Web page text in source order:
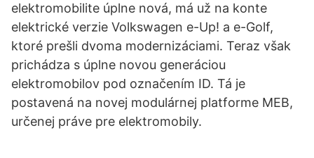
elektromobilite úplne nová, má už na konte
elektrické verzie Volkswagen e-Up! a e-Golf,
ktoré prešli dvoma modernizáciami. Teraz však
prichádza s úplne novou generáciou
elektromobilov pod označením ID. Tá je
postavená na novej modulárnej platforme MEB,
určenej práve pre elektromobily.